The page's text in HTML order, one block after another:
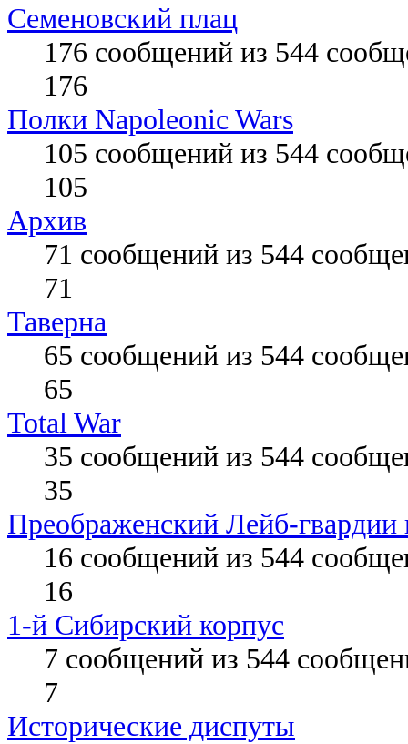
Семеновский плац
176 сообщений из 544
176
Полки Napoleonic Wars
105 сообщений из 544
105
Архив
71 сообщений из 544
71
Таверна
65 сообщений из 544
65
Total War
35 сообщений из 544
35
Преображенский Лейб-гвардии
16 сообщений из 544
16
1-й Сибирский корпус
7 сообщений из 544
7
Исторические диспуты